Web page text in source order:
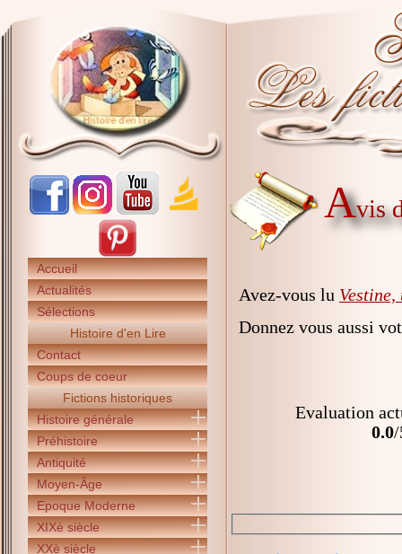
Accueil
Actualités
Sélections
Histoire d'en Lire
Contact
Coups de coeur
Fictions historiques
Histoire générale
Préhistoire
Antiquité
Moyen-Âge
Epoque Moderne
XIXè siècle
XXè siècle
Avis
Avez-vous lu Vestine,
Donnez vous aussi
Evaluation
0.0/